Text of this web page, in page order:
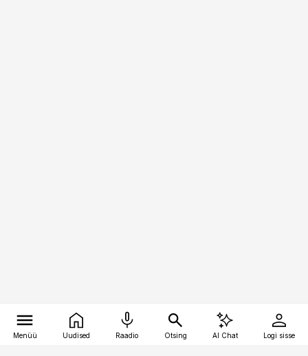
Menüü Uudised Raadio Otsing AI Chat Logi sisse